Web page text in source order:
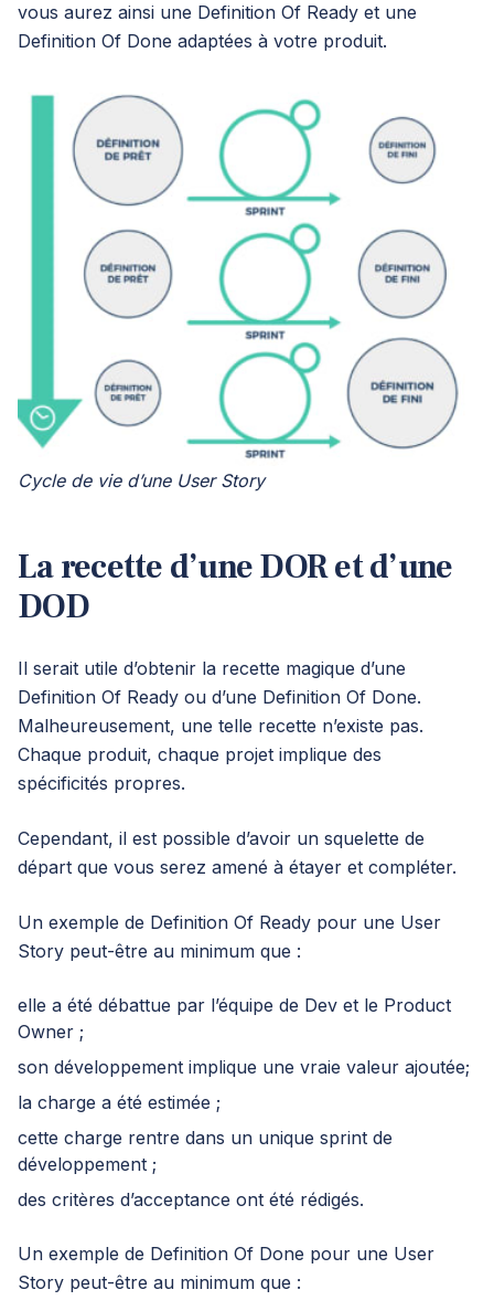
vous aurez ainsi une Definition Of Ready et une
Definition Of Done adaptées à votre produit.
Cycle de vie d’une User Story
La recette d’une DOR et d’une
DOD
Il serait utile d’obtenir la recette magique d’une
Definition Of Ready ou d’une Definition Of Done.
Malheureusement, une telle recette n’existe pas.
Chaque produit, chaque projet implique des
spécificités propres.
Cependant, il est possible d’avoir un squelette de
départ que vous serez amené à étayer et compléter.
Un exemple de Definition Of Ready pour une User
Story peut-être au minimum que :
elle a été débattue par l’équipe de Dev et le Product
Owner ;
son développement implique une vraie valeur ajoutée;
la charge a été estimée ;
cette charge rentre dans un unique sprint de
développement ;
des critères d’acceptance ont été rédigés.
Un exemple de Definition Of Done pour une User
Story peut-être au minimum que :